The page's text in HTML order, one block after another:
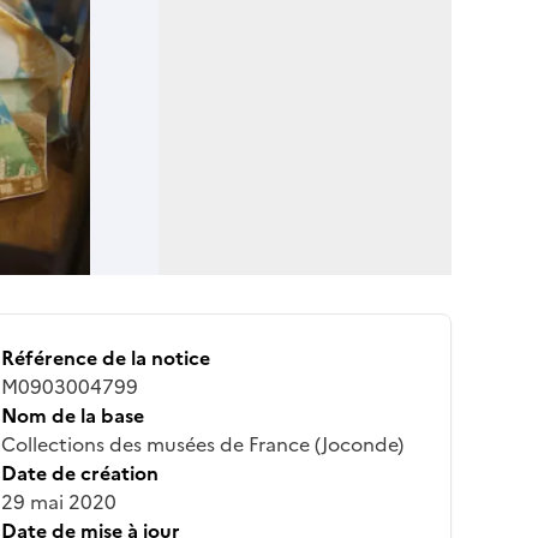
Référence de la notice
M0903004799
Nom de la base
Collections des musées de France (Joconde)
Date de création
29 mai 2020
Date de mise à jour